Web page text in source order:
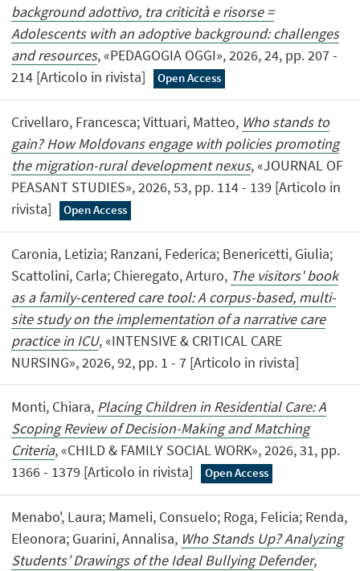
background adottivo, tra criticità e risorse =
Adolescents with an adoptive background: challenges
and resources, «PEDAGOGIA OGGI», 2026, 24, pp. 207 -
214 [Articolo in rivista]
Open Access
Crivellaro, Francesca; Vittuari, Matteo, Who stands to
gain? How Moldovans engage with policies promoting
the migration-rural development nexus, «JOURNAL OF
PEASANT STUDIES», 2026, 53, pp. 114 - 139 [Articolo in
rivista]
Open Access
Caronia, Letizia; Ranzani, Federica; Benericetti, Giulia;
Scattolini, Carla; Chieregato, Arturo, The visitors' book
as a family-centered care tool: A corpus-based, multi-
site study on the implementation of a narrative care
practice in ICU, «INTENSIVE & CRITICAL CARE
NURSING», 2026, 92, pp. 1 - 7 [Articolo in rivista]
Monti, Chiara, Placing Children in Residential Care: A
Scoping Review of Decision-Making and Matching
Criteria, «CHILD & FAMILY SOCIAL WORK», 2026, 31, pp.
1366 - 1379 [Articolo in rivista]
Open Access
Menabo', Laura; Mameli, Consuelo; Roga, Felicia; Renda,
Eleonora; Guarini, Annalisa, Who Stands Up? Analyzing
Students’ Drawings of the Ideal Bullying Defender,